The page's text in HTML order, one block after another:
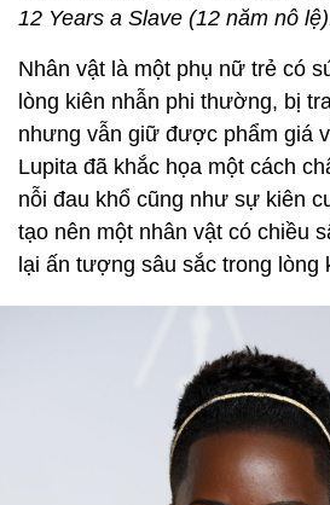
12 Years a Slave (12 năm nô
Nhân vật là một phụ nữ trẻ có
lòng kiên nhẫn phi thường, bị
nhưng vẫn giữ được phẩm giá
Lupita đã khắc họa một cách
nỗi đau khổ cũng như sự kiên
tạo nên một nhân vật có chiều
lại ấn tượng sâu sắc trong lòng